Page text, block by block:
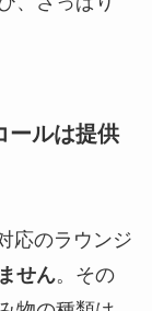
ールは提供
応のラウンジ
せん。その